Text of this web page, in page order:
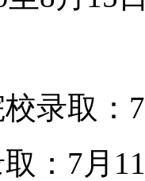
录取：
：7月